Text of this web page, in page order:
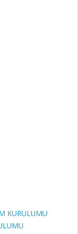
KURULUMU